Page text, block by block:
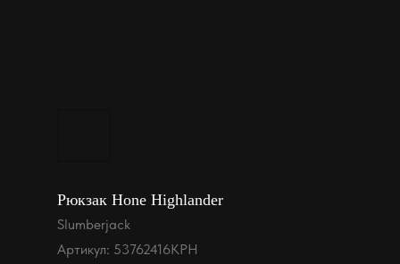
Рюкзак Hone Highlander
Slumberjack
Артикул: 53762416KPH